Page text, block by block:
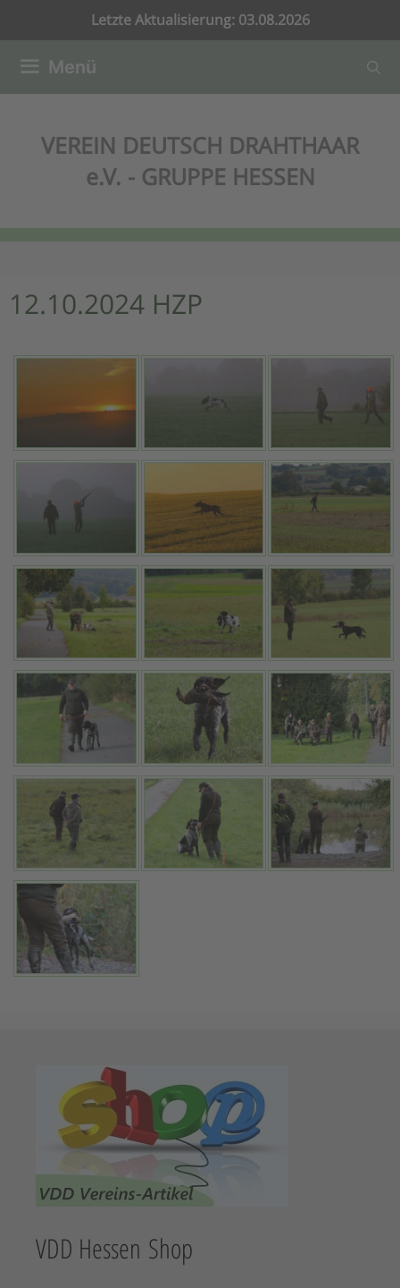
springen
Letzte Aktualisierung: 03.08.2026
Menü
VEREIN DEUTSCH DRAHTHAAR
e.V. - GRUPPE HESSEN
12.10.2024 HZP
VDD Hessen Shop